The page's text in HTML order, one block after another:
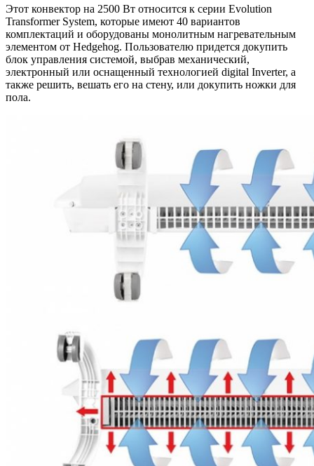
Этот конвектор на 2500 Вт относится к серии Evolution
Transformer System, которые имеют 40 вариантов
комплектаций и оборудованы монолитным нагревательным
элементом от Hedgehog. Пользователю придется докупить
блок управления системой, выбрав механический,
электронный или оснащенный технологией digital Inverter, а
также решить, вешать его на стену, или докупить ножки для
пола.